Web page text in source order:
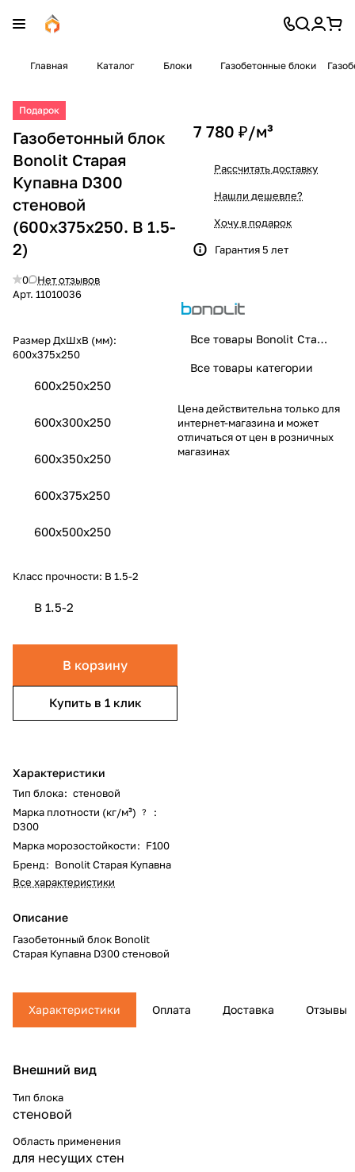
Главная Каталог Блоки Газобетонные блоки
Подарок
Газобетонный блок
Bonolit Старая
Купавна D300
стеновой
(600x375x250. B 1.5-
2)
0
Нет отзывов
Арт. 11010036
Размер ДхШхВ (мм):
600x375x250
600x250x250
600x300x250
600x350x250
600x375x250
600x500x250
Класс прочности: B 1.5-2
B 1.5-2
В корзину
Купить в 1 клик
Характеристики
Тип блока: стеновой
Марка плотности (кг/м³)
?
:
D300
Марка морозостойкости: F100
Бренд: Bonolit Старая Купавна
Все характеристики
Описание
Газобетонный блок Bonolit
Старая Купавна D300 стеновой
7 780 ₽/м³
Рассчитать доставку
Нашли дешевле?
Хочу в подарок
Гарантия 5 лет
Все товары Bonolit Старая Купавна
Все товары категории
Цена действительна только для
интернет-магазина и может
отличаться от цен в розничных
магазинах
Характеристики Оплата Доставка Отзывы
Внешний вид
Тип блока
стеновой
Область применения
для несущих стен